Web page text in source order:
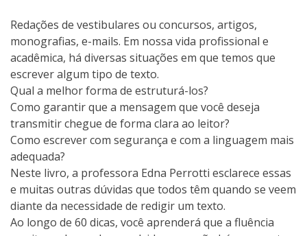
Redações de vestibulares ou concursos, artigos,
monografias, e-mails. Em nossa vida profissional e
acadêmica, há diversas situações em que temos que
escrever algum tipo de texto.
Qual a melhor forma de estruturá-los?
Como garantir que a mensagem que você deseja
transmitir chegue de forma clara ao leitor?
Como escrever com segurança e com a linguagem mais
adequada?
Neste livro, a professora Edna Perrotti esclarece essas
e muitas outras dúvidas que todos têm quando se veem
diante da necessidade de redigir um texto.
Ao longo de 60 dicas, você aprenderá que a fluência